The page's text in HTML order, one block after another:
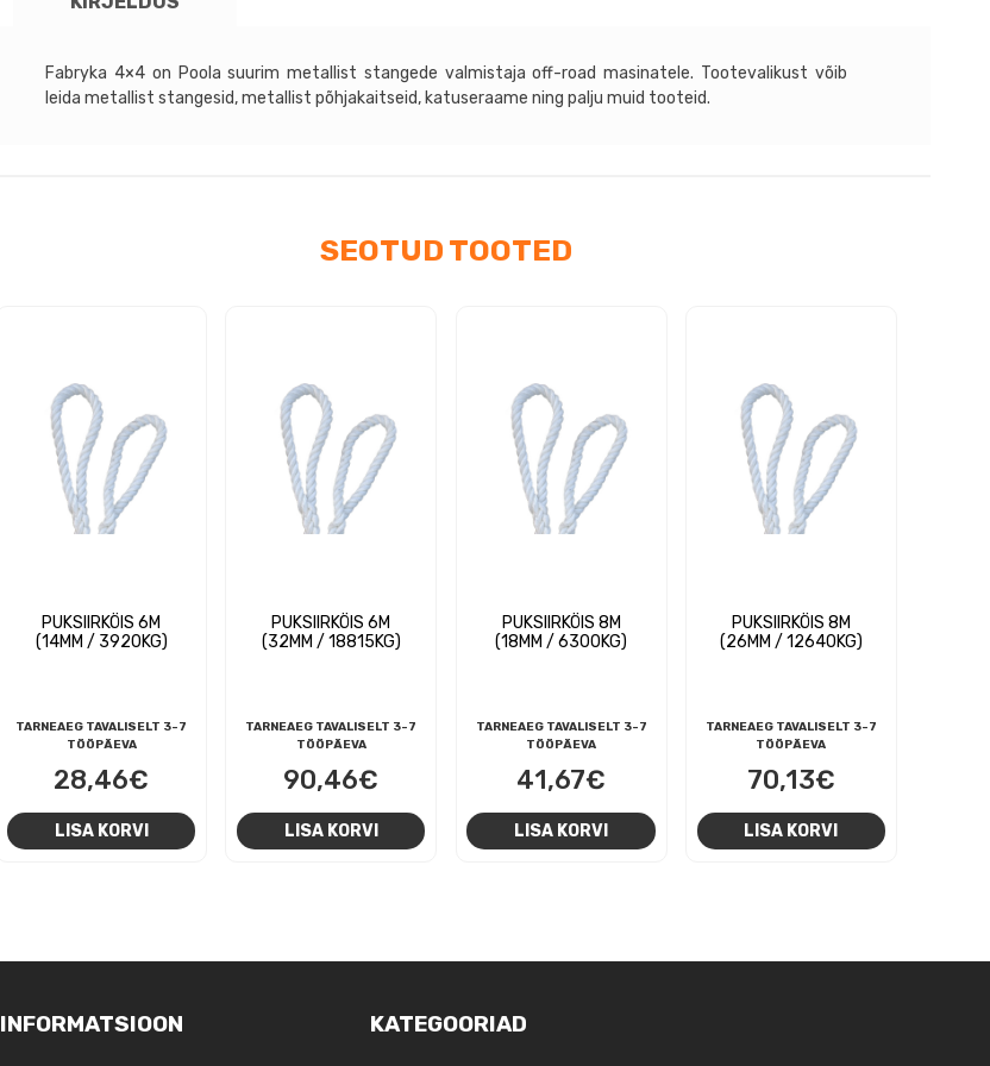
Fabryka
4x4
kogus
Fabryka 4×4 on Poola suurim metallist stangede valmistaja off-road masinatele. Tootevalikust võib
leida metallist stangesid, metallist põhjakaitseid, katuseraame ning palju muid tooteid.
SEOTUD TOOTED
PUKSIIRKÖIS 6M
(14MM / 3920KG)
TARNEAEG TAVALISELT 3-7
TÖÖPÄEVA
28,46€
LISA KORVI
PUKSIIRKÖIS 6M
(32MM / 18815KG)
TARNEAEG TAVALISELT 3-7
TÖÖPÄEVA
90,46€
LISA KORVI
PUKSIIRKÖIS 8M
(18MM / 6300KG)
TARNEAEG TAVALISELT 3-7
TÖÖPÄEVA
41,67€
LISA KORVI
PUKSIIRKÖIS 8M
(26MM / 12640KG)
TARNEAEG TAVALISELT 3-7
TÖÖPÄEVA
70,13€
LISA KORVI
INFORMATSIOON KATEGOORIAD